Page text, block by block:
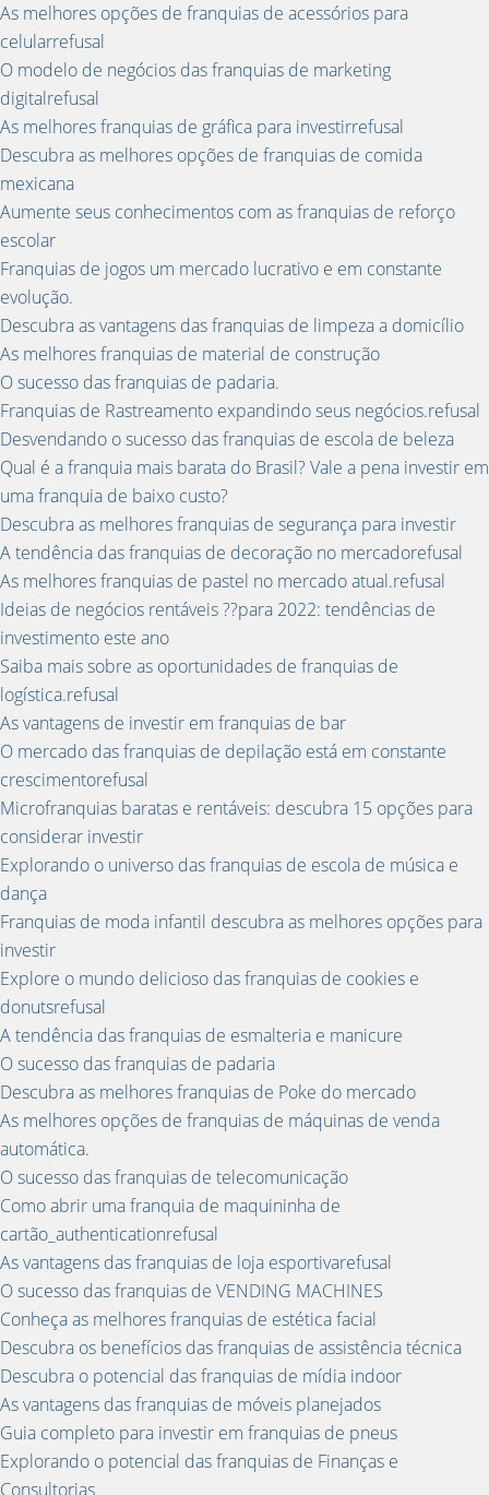
As melhores opções de franquias de acessórios para
celularrefusal
O modelo de negócios das franquias de marketing
digitalrefusal
As melhores franquias de gráfica para investirrefusal
Descubra as melhores opções de franquias de comida
mexicana
Aumente seus conhecimentos com as franquias de reforço
escolar
Franquias de jogos um mercado lucrativo e em constante
evolução.
Descubra as vantagens das franquias de limpeza a domicílio
As melhores franquias de material de construção
O sucesso das franquias de padaria.
Franquias de Rastreamento expandindo seus negócios.refusal
Desvendando o sucesso das franquias de escola de beleza
Qual é a franquia mais barata do Brasil? Vale a pena investir em
uma franquia de baixo custo?
Descubra as melhores franquias de segurança para investir
A tendência das franquias de decoração no mercadorefusal
As melhores franquias de pastel no mercado atual.refusal
Ideias de negócios rentáveis ??para 2022: tendências de
investimento este ano
Saiba mais sobre as oportunidades de franquias de
logística.refusal
As vantagens de investir em franquias de bar
O mercado das franquias de depilação está em constante
crescimentorefusal
Microfranquias baratas e rentáveis: descubra 15 opções para
considerar investir
Explorando o universo das franquias de escola de música e
dança
Franquias de moda infantil descubra as melhores opções para
investir
Explore o mundo delicioso das franquias de cookies e
donutsrefusal
A tendência das franquias de esmalteria e manicure
O sucesso das franquias de padaria
Descubra as melhores franquias de Poke do mercado
As melhores opções de franquias de máquinas de venda
automática.
O sucesso das franquias de telecomunicação
Como abrir uma franquia de maquininha de
cartão_authenticationrefusal
As vantagens das franquias de loja esportivarefusal
O sucesso das franquias de VENDING MACHINES
Conheça as melhores franquias de estética facial
Descubra os benefícios das franquias de assistência técnica
Descubra o potencial das franquias de mídia indoor
As vantagens das franquias de móveis planejados
Guia completo para investir em franquias de pneus
Explorando o potencial das franquias de Finanças e
Consultorias